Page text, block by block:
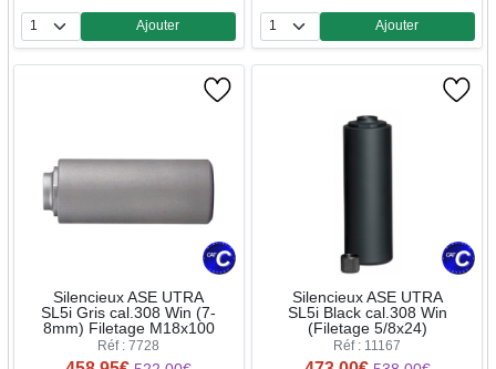
Quantité
Ajouter
Quantité
Ajouter
Silencieux ASE UTRA
SL5i Gris cal.308 Win (7-
8mm) Filetage M18x100
Réf : 7728
Silencieux ASE UTRA
SL5i Black cal.308 Win
(Filetage 5/8x24)
Réf : 11167